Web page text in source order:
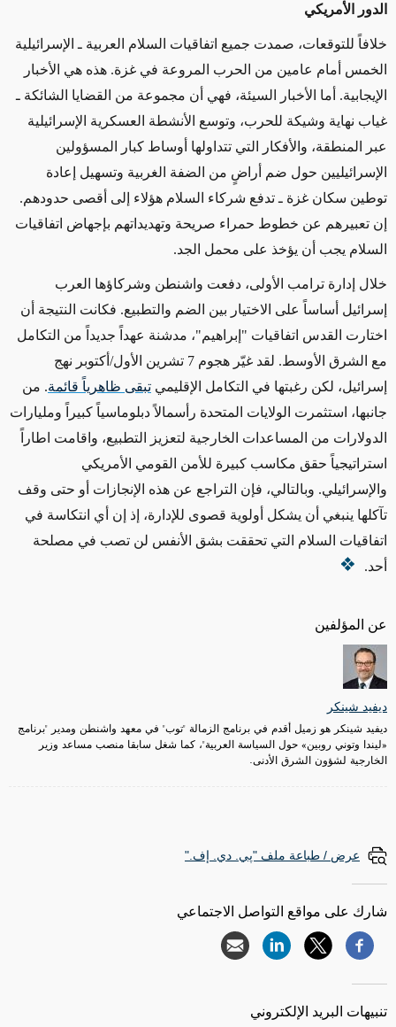
عن المؤلفين
ديفيد شينكر
ديفيد شينكر هو زميل أقدم في برنامج الزمالة "توب" في معهد واشنطن ومدير "برنامج
«ليندا وتوني روبين» حول السياسة العربية"، كما شغل سابقا منصب مساعد وزير
الخارجية لشؤون الشرق الأدنى.
الدور الأمريكي
خلافاً للتوقعات، صمدت جميع اتفاقيات السلام العربية ـ الإسرائيلية
الخمس أمام عامين من الحرب المروعة في غزة. هذه هي الأخبار
الإيجابية. أما الأخبار السيئة، فهي أن مجموعة من القضايا الشائكة ـ
غياب نهاية وشيكة للحرب، وتوسع الأنشطة العسكرية الإسرائيلية
عبر المنطقة، والأفكار التي تتداولها أوساط كبار المسؤولين
الإسرائيليين حول ضم أراضٍ من الضفة الغربية وتسهيل إعادة
توطين سكان غزة ـ تدفع شركاء السلام هؤلاء إلى أقصى حدودهم.
إن تعبيرهم عن خطوط حمراء صريحة وتهديداتهم بإجهاض اتفاقيات
السلام يجب أن يؤخذ على محمل الجد.
خلال إدارة ترامب الأولى، دفعت واشنطن وشركاؤها العرب
إسرائيل أساساً على الاختيار بين الضم والتطبيع. فكانت النتيجة أن
اختارت القدس اتفاقيات "إبراهيم"، مدشنة عهداً جديداً من التكامل
مع الشرق الأوسط. لقد غيّر هجوم 7 تشرين الأول/أكتوبر نهج
إسرائيل، لكن رغبتها في التكامل الإقليمي تبقى ظاهرياً قائمة. من
جانبها، استثمرت الولايات المتحدة رأسمالاً دبلوماسياً كبيراً ومليارات
الدولارات من المساعدات الخارجية لتعزيز التطبيع، واقامت اطاراً
استراتيجياً حقق مكاسب كبيرة للأمن القومي الأمريكي
والإسرائيلي. وبالتالي، فإن التراجع عن هذه الإنجازات أو حتى وقف
تآكلها ينبغي أن يشكل أولوية قصوى للإدارة، إذ إن أي انتكاسة في
اتفاقيات السلام التي تحققت بشق الأنفس لن تصب في مصلحة
أحد.
عرض / طباعة ملف "پي. دي. إف."
شارك على مواقع التواصل الاجتماعي
تنبيهات البريد الإلكتروني